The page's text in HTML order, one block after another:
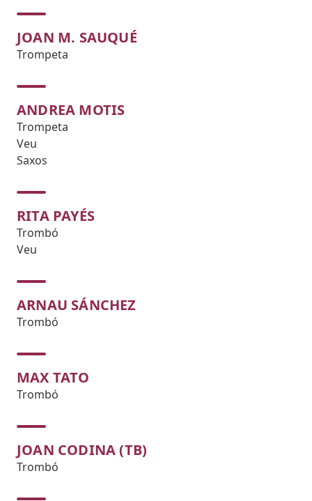
JOAN M. SAUQUÉ
Trompeta
ANDREA MOTIS
Trompeta
Veu
Saxos
RITA PAYÉS
Trombó
Veu
ARNAU SÁNCHEZ
Trombó
MAX TATO
Trombó
JOAN CODINA (TB)
Trombó